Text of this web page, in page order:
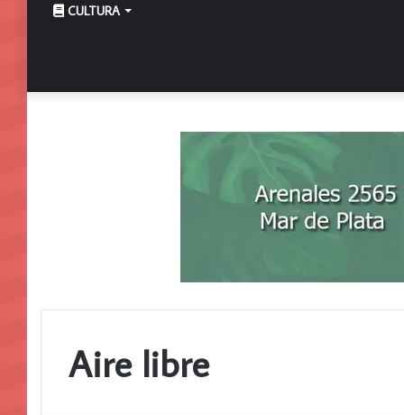
CULTURA
Aire libre